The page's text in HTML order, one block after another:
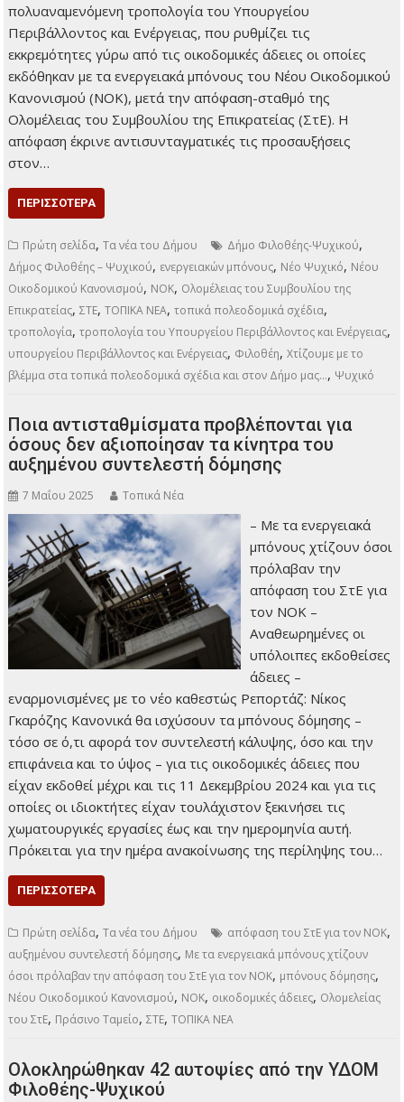
πολυαναμενόμενη τροπολογία του Υπουργείου
Περιβάλλοντος και Ενέργειας, που ρυθμίζει τις
εκκρεμότητες γύρω από τις οικοδομικές άδειες οι οποίες
εκδόθηκαν με τα ενεργειακά μπόνους του Νέου Οικοδομικού
Κανονισμού (ΝΟΚ), μετά την απόφαση-σταθμό της
Ολομέλειας του Συμβουλίου της Επικρατείας (ΣτΕ). Η
απόφαση έκρινε αντισυνταγματικές τις προσαυξήσεις
στον…
ΠΕΡΙΣΣΌΤΕΡΑ
Πρώτη σελίδα,Τα νέα του Δήμου Δήμο Φιλοθέης-Ψυχικού,
Δήμος Φιλοθέης – Ψυχικού, ενεργειακών μπόνους, Νέο Ψυχικό, Νέου
Οικοδομικού Κανονισμού, ΝΟΚ, Ολομέλειας του Συμβουλίου της
Επικρατείας,ΣΤΕ,ΤΟΠΙΚΑ ΝΕΑ,τοπικά πολεοδομικά σχέδια,
τροπολογία,τροπολογία του Υπουργείου Περιβάλλοντος και Ενέργειας,
υπουργείου Περιβάλλοντος και Ενέργειας, Φιλοθέη,Χτίζουμε με το
βλέμμα στα τοπικά πολεοδομικά σχέδια και στον Δήμο μας…, Ψυχικό
Ποια αντισταθμίσματα προβλέπονται για
όσους δεν αξιοποίησαν τα κίνητρα του
αυξημένου συντελεστή δόμησης
7 Μαΐου 2025 Τοπικά Νέα
– Με τα ενεργειακά
μπόνους χτίζουν όσοι
πρόλαβαν την
απόφαση του ΣτΕ για
τον ΝΟΚ –
Αναθεωρημένες οι
υπόλοιπες εκδοθείσες
άδειες –
εναρμονισμένες με το νέο καθεστώς Ρεπορτάζ: Νίκος
Γκαρόζης Κανονικά θα ισχύσουν τα μπόνους δόμησης –
τόσο σε ό,τι αφορά τον συντελεστή κάλυψης, όσο και την
επιφάνεια και το ύψος – για τις οικοδομικές άδειες που
είχαν εκδοθεί μέχρι και τις 11 Δεκεμβρίου 2024 και για τις
οποίες οι ιδιοκτήτες είχαν τουλάχιστον ξεκινήσει τις
χωματουργικές εργασίες έως και την ημερομηνία αυτή.
Πρόκειται για την ημέρα ανακοίνωσης της περίληψης του…
ΠΕΡΙΣΣΌΤΕΡΑ
Πρώτη σελίδα,Τα νέα του Δήμου απόφαση του ΣτΕ για τον ΝΟΚ,
αυξημένου συντελεστή δόμησης, Με τα ενεργειακά μπόνους χτίζουν
όσοι πρόλαβαν την απόφαση του ΣτΕ για τον ΝΟΚ, μπόνους δόμησης,
Νέου Οικοδομικού Κανονισμού, ΝΟΚ, οικοδομικές άδειες, Ολομελείας
του ΣτΕ, Πράσινο Ταμείο,ΣΤΕ,ΤΟΠΙΚΑ ΝΕΑ
Ολοκληρώθηκαν 42 αυτοψίες από την ΥΔΟΜ
Φιλοθέης-Ψυχικού